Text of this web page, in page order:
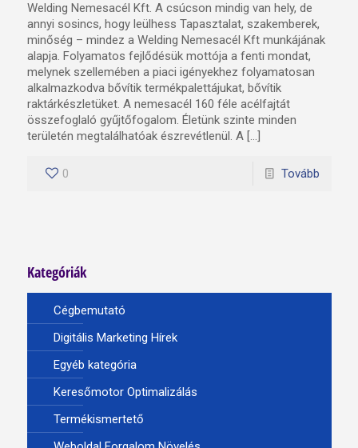
Welding Nemesacél Kft. A csúcson mindig van hely, de
annyi sosincs, hogy leülhess Tapasztalat, szakemberek,
minőség – mindez a Welding Nemesacél Kft munkájának
alapja. Folyamatos fejlődésük mottója a fenti mondat,
melynek szellemében a piaci igényekhez folyamatosan
alkalmazkodva bővítik termékpalettájukat, bővítik
raktárkészletüket. A nemesacél 160 féle acélfajtát
összefoglaló gyűjtőfogalom. Életünk szinte minden
területén megtalálhatóak észrevétlenül. A […]
0 Tovább
Kategóriák
Cégbemutató
Digitális Marketing Hírek
Egyéb kategória
Keresőmotor Optimalizálás
Termékismertető